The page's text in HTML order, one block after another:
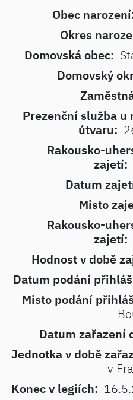
Obec
Okres
Domovská obec:
Domovský
Prezenční služba
útvaru:
Rakousko-
zajetí:
Datum
Misto
Rakousko-
zajetí:
Hodnost v době
Datum podání
Misto podání
Datum zařazení
Jednotka v době
v
Konec v legiích: